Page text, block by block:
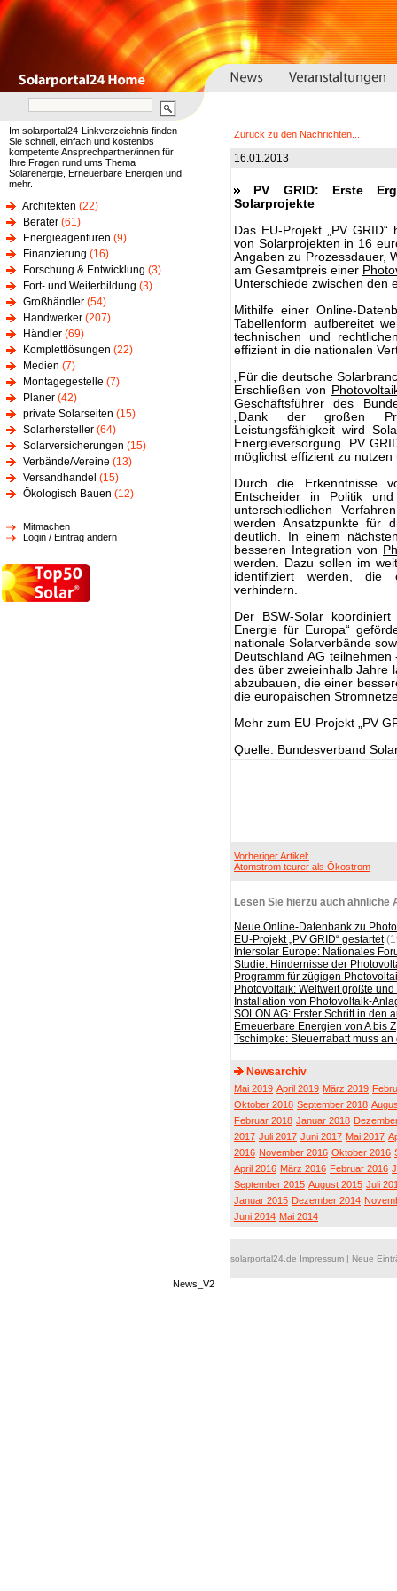
Im solarportal24-Linkverzeichnis finden
Sie schnell, einfach und kostenlos
kompetente Ansprechpartner/innen für
Ihre Fragen rund ums Thema
Solarenergie, Erneuerbare Energien und
mehr.
Architekten (22)
Berater (61)
Energieagenturen (9)
Finanzierung (16)
Forschung & Entwicklung (3)
Fort- und Weiterbildung (3)
Großhändler (54)
Handwerker (207)
Händler (69)
Komplettlösungen (22)
Medien (7)
Montagegestelle (7)
Planer (42)
private Solarseiten (15)
Solarhersteller (64)
Solarversicherungen (15)
Verbände/Vereine (13)
Versandhandel (15)
Ökologisch Bauen (12)
Mitmachen
Login / Eintrag ändern
Zurück zu den Nachrichten...
16.01.2013
PV GRID: Erste
Solarprojekte
Das EU-Projekt „PV
von Solarprojekten in 16
Angaben zu Prozessdauer,
am Gesamtpreis einer
Unterschiede zwischen den
Mithilfe einer Online-
Tabellenform aufbereitet
technischen und
effizient in die nationalen
„Für die deutsche
Erschließen von
Geschäftsführer des
„Dank der großen
Leistungsfähigkeit wird
Energieversorgung. PV
möglichst effizient zu
Durch die Erkenntnisse
Entscheider in Politik
unterschiedlichen
werden Ansatzpunkte für
deutlich. In einem
besseren Integration von
werden. Dazu sollen im
identifiziert werden, die
verhindern.
Der BSW-Solar
Energie für Europa“
nationale Solarverbände
Deutschland AG
des über zweieinhalb Jahre
abzubauen, die einer
die europäischen
Mehr zum EU-Projekt „PV
Quelle: Bundesverband
Vorheriger Artikel:
Atomstrom teurer als Ökostrom
Lesen Sie hierzu auch ähnliche
Neue Online-Datenbank zu
EU-Projekt „PV GRID“ gestartet
Intersolar Europe: Nationales
Studie: Hindernisse der
Programm für zügigen
Photovoltaik: Weltweit größte
Installation von Photovoltaik-
SOLON AG: Erster Schritt in den
Erneuerbare Energien von A bis Z
Tschimpke: Steuerrabatt muss
Newsarchiv
Mai 2019 April 2019 März 2019
Oktober 2018 September 2018
Februar 2018 Januar 2018
2017 Juli 2017 Juni 2017 Mai 2017
2016 November 2016 Oktober 2016
April 2016 März 2016 Februar 2016
September 2015 August 2015 Juli
Januar 2015 Dezember 2014
Juni 2014 Mai 2014
solarportal24.de Impressum | Neue
News_V2